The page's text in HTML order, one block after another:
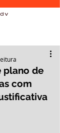
plano de
com